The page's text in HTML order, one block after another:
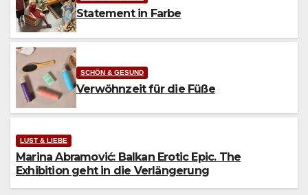
Statement in Farbe
SCHÖN & GESUND
Verwöhnzeit für die Füße
LUST & LIEBE
Marina Abramović: Balkan Erotic Epic. The
Exhibition geht in die Verlängerung